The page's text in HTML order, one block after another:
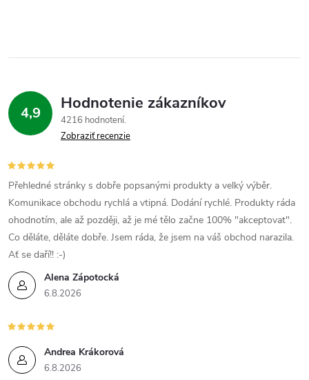
4,9 Hodnotenie zákazníkov
4216 hodnotení
Zobraziť recenzie
Alena Zápotocká
6.8.2026
Přehledné stránky s dobře popsanými produkty a velký výběr.
Komunikace obchodu rychlá a vtipná. Dodání rychlé. Produkty ráda
ohodnotím, ale až později, až je mé tělo začne 100% "akceptovat".
Co děláte, děláte dobře. Jsem ráda, že jsem na váš obchod narazila.
Ať se daří!! :-)
Andrea Krákorová
6.8.2026